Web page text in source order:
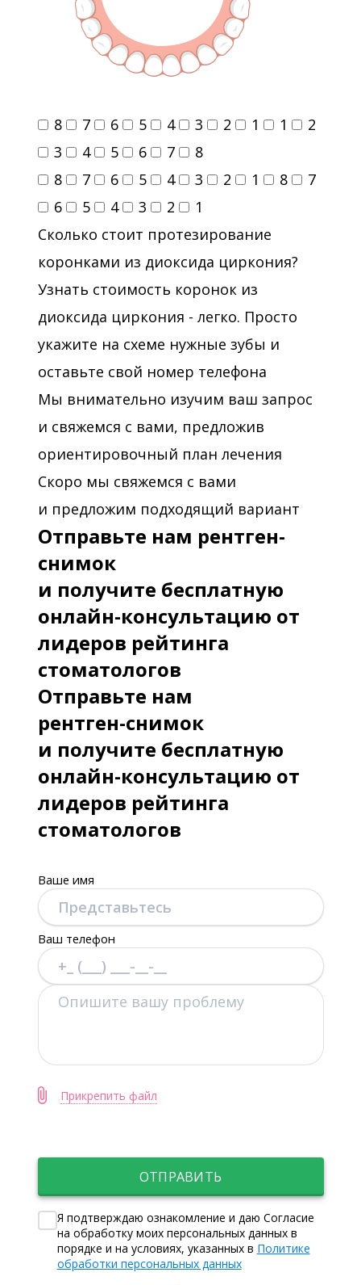
8 7 6 5 4 3 2 1 1
2
3
4 5 6 7
8
8
7 6 5 4 3 2 1 8
7
6
5 4 3 2
1
Сколько стоит протезирование
коронками из диоксида циркония?
Узнать стоимость коронок из
диоксида циркония - легко. Просто
укажите на схеме нужные зубы и
оставьте свой номер телефона
Мы внимательно изучим ваш запрос
и свяжемся с вами, предложив
ориентировочный план лечения
Скоро мы свяжемся с вами
и предложим подходящий вариант
Отправьте нам рентген-
снимок
и получите бесплатную
онлайн-консультацию от
лидеров рейтинга
стоматологов
Отправьте нам
рентген-снимок
и получите бесплатную
онлайн-консультацию от
лидеров рейтинга
стоматологов
Ваше имя
Ваш телефон
Прикрепить файл
ОТПРАВИТЬ
Я подтверждаю ознакомление и даю Согласие
на обработку моих персональных данных в
порядке и на условиях, указанных в Политике
обработки персональных данных